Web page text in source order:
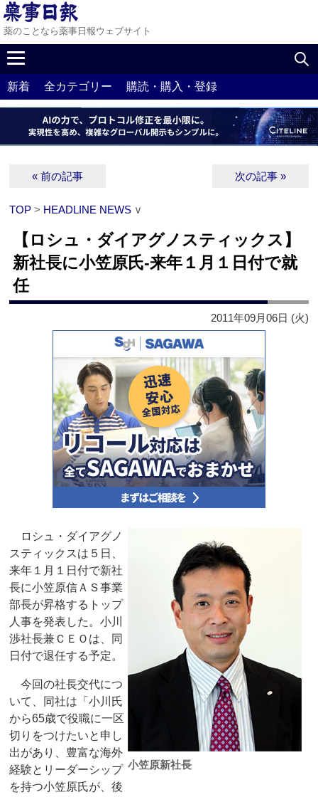
薬のことなら薬事日報ウェブサイト
新着 全カテゴリー 購読・購入・登録
« 前の記事 次の記事 »
TOP > HEADLINE NEWS ∨
【ロシュ・ダイアグノスティックス】
新社長に小笠原氏‐来年１月１日付で就
任
2011年09月06日 (火)
小笠原新社長
ロシュ・ダイアグノ
スティックスは５日、
来年１月１日付で新社
長に小笠原信ＡＳ事業
部長が昇格するトップ
人事を発表した。小川
渉社長兼ＣＥＯは、同
日付で退任する予定。
今回の社長交代につ
いて、同社は「小川氏
から65歳で役職に一区
切りをつけたいと申し
出があり、豊富な海外
経験とリーダーシップ
を持つ小笠原氏が、後